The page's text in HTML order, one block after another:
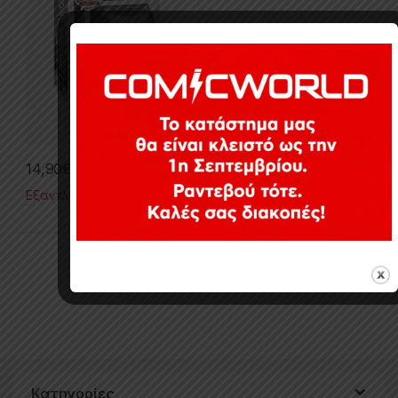
14,90
Εξαντλημένο
Κατηγορίες